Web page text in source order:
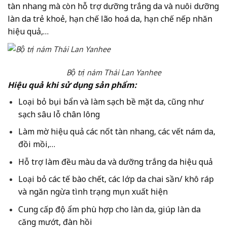
tàn nhang mà còn hỗ trợ dưỡng trắng da và nuôi dưỡng
làn da trẻ khoẻ, hạn chế lão hoá da, hạn chế nếp nhăn
hiệu quả,…
Bộ trị nám Thái Lan Yanhee
Hiệu quả khi sử dụng sản phẩm:
Loại bỏ bụi bẩn và làm sạch bề mặt da, cũng như
sạch sâu lỗ chân lông
Làm mờ hiệu quả các nốt tàn nhang, các vết nám da,
đồi mồi,…
Hỗ trợ làm đều màu da và dưỡng trắng da hiệu quả
Loại bỏ các tế bào chết, các lớp da chai sần/ khô ráp
và ngăn ngừa tình trạng mụn xuất hiện
Cung cấp độ ẩm phù hợp cho làn da, giúp làn da
căng mướt, đàn hồi